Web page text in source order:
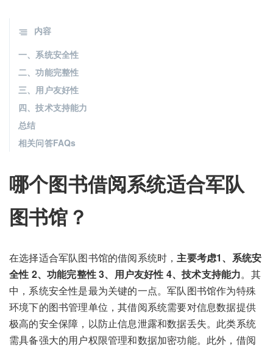
哪个图书借阅系统适合军队
图书馆？
在选择适合军队图书馆的借阅系统时，主要考虑1、系统安
全性 2、功能完整性 3、用户友好性 4、技术支持能力。其
中，系统安全性是最为关键的一点。军队图书馆作为特殊
环境下的图书管理单位，其借阅系统需要对信息数据提供
极高的安全保障，以防止信息泄露和数据丢失。此类系统
需具备强大的用户权限管理和数据加密功能。此外，借阅
内容
一、系统安全性
二、功能完整性
三、用户友好性
四、技术支持能力
总结
相关问答FAQs